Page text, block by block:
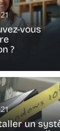
vous
?
un